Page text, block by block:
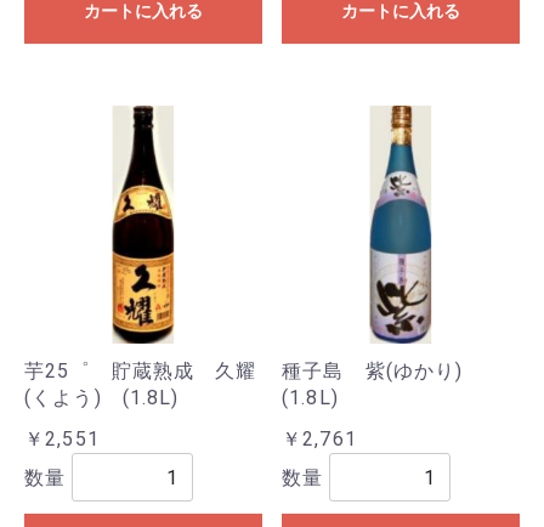
カートに入れる カートに入れる
芋25゜ 貯蔵熟成 久耀
(くよう) (1.8L)
￥2,551
数量
種子島 紫(ゆかり)
(1.8L)
￥2,761
数量